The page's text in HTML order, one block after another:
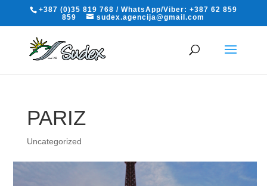
+387 (0)35 819 768 / WhatsApp/Viber: +387 62 859
859
sudex.agencija@gmail.com
PARIZ
Uncategorized